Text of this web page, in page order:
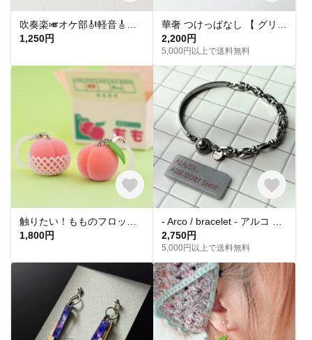
1,250円
2,200円
5,000円以上で送料無料
1,800円
2,750円
5,000円以上で送料無料